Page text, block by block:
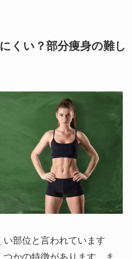
くい？部分痩身の難し
い部位と言われています
かの特徴があります。ま